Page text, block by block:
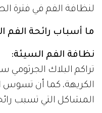
لنظافة الفم في فترة
ما أسباب رائحة الفم
نظافة الفم السيئة:
تراكم البلاك
الكريهة، كما أن تسوس
المشاكل التي تسبب